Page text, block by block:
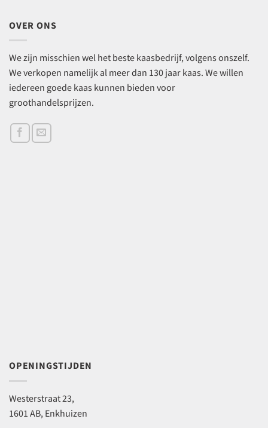
OVER ONS
We zijn misschien wel het beste kaasbedrijf, volgens onszelf.
We verkopen namelijk al meer dan 130 jaar kaas. We willen
iedereen goede kaas kunnen bieden voor
groothandelsprijzen.
OPENINGSTIJDEN
Westerstraat 23,
1601 AB, Enkhuizen